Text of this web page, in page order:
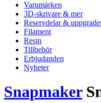
Varumärken
3D-skrivare & mer
Reservdelar &
Filament
Resin
Tillbehör
Erbjudanden
Nyheter
Snapmaker